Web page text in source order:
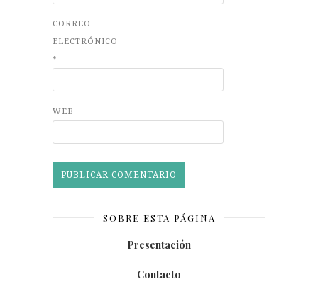
CORREO
ELECTRÓNICO
*
WEB
SOBRE ESTA PÁGINA
Presentación
Contacto